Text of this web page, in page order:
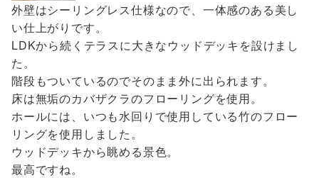
外壁はシーリングレス仕様なので、一体感のある美し
い仕上がりです。
LDKから続くテラスに大きなウッドデッキを設けまし
た。
階段もついているのでそのまま外に出られます。
床は無垢のカバザクラのフローリングを使用。
ホールには、いつも水回りで使用している竹のフロー
リングを使用しました。
ウッドデッキから眺める景色。
最高ですね。